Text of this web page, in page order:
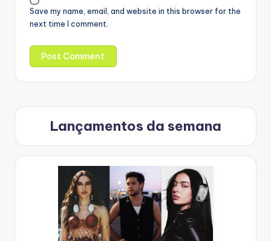
Save my name, email, and website in this browser for the
next time I comment.
Lançamentos da semana